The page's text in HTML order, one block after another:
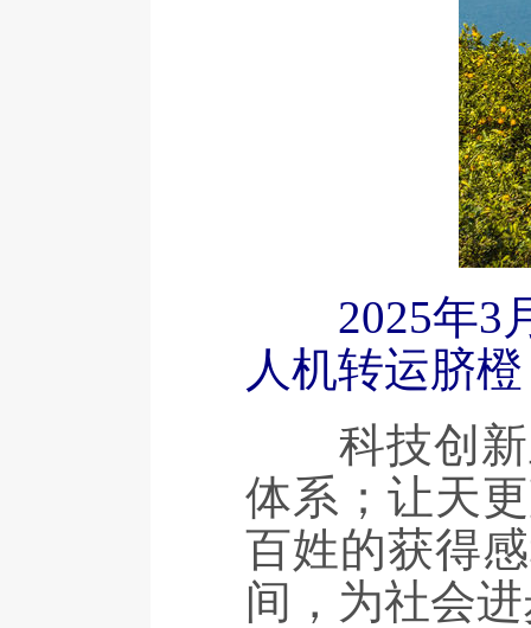
2025年3
人机转运脐
科技创新
体系；让天
百姓的获得
间，为社会